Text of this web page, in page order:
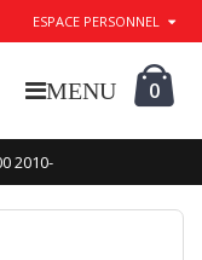
ESPACE PERSONNEL
0
2010-